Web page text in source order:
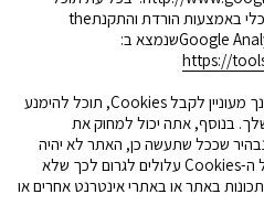
באמצעות הורדת והתקנתthe
Googleשנמצא ב:
https://
מעוניין לקבלCookies, תוכל להימנע
בנוסף, אתה יכול למחוק את
שככל שתעשה כן, האתר לא יהיה
ה-Cookies עלולים לגרום לכך שלא
באתר או באתרי אינטרנט אחרים או